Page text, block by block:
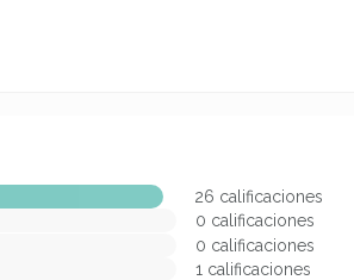
26 calificaciones
0 calificaciones
0 calificaciones
1 calificaciones